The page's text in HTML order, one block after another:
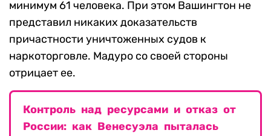
минимум 61 человека. При этом Вашингтон не
представил никаких доказательств
причастности уничтоженных судов к
наркоторговле. Мадуро со своей стороны
отрицает ее.
Контроль над ресурсами и отказ от
России: как Венесуэла пыталась